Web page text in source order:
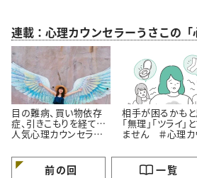
連載：心理カウンセラーうさこの「
目の難病、買い物依存
症、引きこもりを経て…
人気心理カウンセラー
る」たった一つの方法
相手が困るかも
「無理」「ツライ」
ません ＃心理カ
する考え方
前の回 一覧